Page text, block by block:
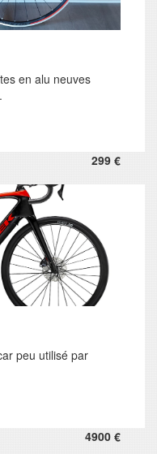
en alu neuves
299 €
peu utilisé par
4900 €